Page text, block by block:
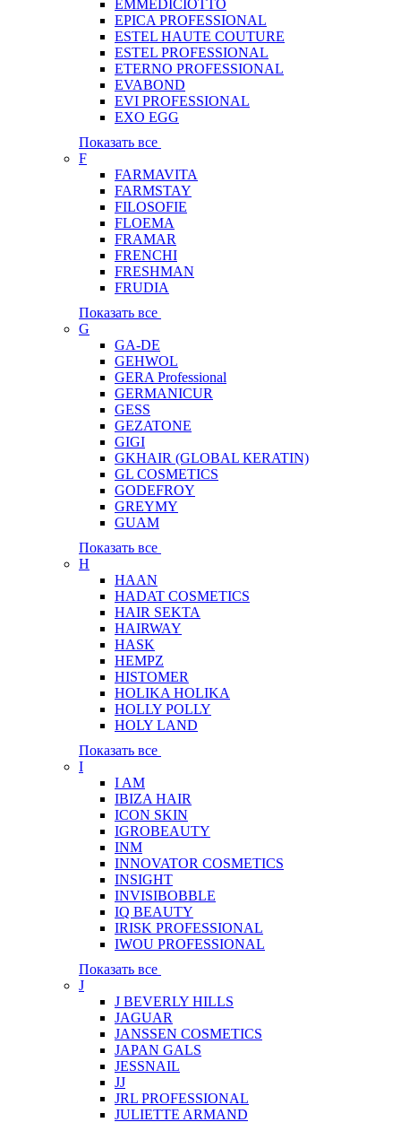
EMMEDICIOTTO
EPICA PROFESSIONAL
ESTEL HAUTE COUTURE
ESTEL PROFESSIONAL
ETERNO PROFESSIONAL
EVABOND
EVI PROFESSIONAL
EXO EGG
Показать все
F
FARMAVITA
FARMSTAY
FILOSOFIE
FLOEMA
FRAMAR
FRENCHI
FRESHMAN
FRUDIA
Показать все
G
GA-DE
GEHWOL
GERA Professional
GERMANICUR
GESS
GEZATONE
GIGI
GKHAIR (GLOBAL КЕRATIN)
GL COSMETICS
GODEFROY
GREYMY
GUAM
Показать все
H
HAAN
HADAT COSMETICS
HAIR SEKTA
HAIRWAY
HASK
HEMPZ
HISTOMER
HOLIKA HOLIKA
HOLLY POLLY
HOLY LAND
Показать все
I
I AM
IBIZA HAIR
ICON SKIN
IGROBEAUTY
INM
INNOVATOR COSMETICS
INSIGHT
INVISIBOBBLE
IQ BEAUTY
IRISK PROFESSIONAL
IWOU PROFESSIONAL
Показать все
J
J BEVERLY HILLS
JAGUAR
JANSSEN COSMETICS
JAPAN GALS
JESSNAIL
JJ
JRL PROFESSIONAL
JULIETTE ARMAND